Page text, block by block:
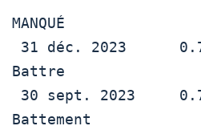
MANQUÉ
Battre
Battement